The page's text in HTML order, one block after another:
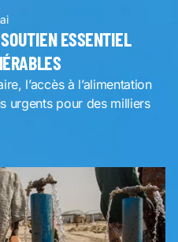
ESSENTIEL
l’accès à l’alimentation
urgents pour des milliers